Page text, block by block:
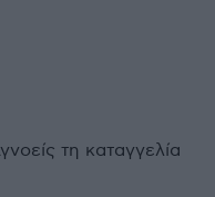
τη καταγγελία